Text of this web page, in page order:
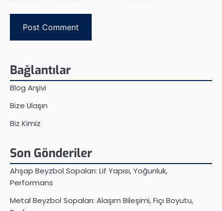
Bağlantılar
Blog Arşivi
Bize Ulaşın
Biz Kimiz
Son Gönderiler
Ahşap Beyzbol Sopaları: Lif Yapısı, Yoğunluk,
Performans
Metal Beyzbol Sopaları: Alaşım Bileşimi, Fıçı Boyutu,